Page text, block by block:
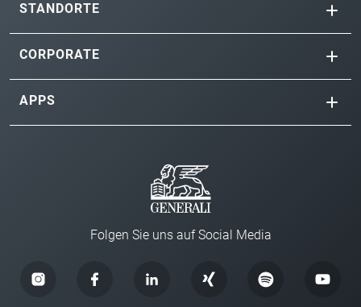
STANDORTE
CORPORATE
APPS
Folgen Sie uns auf Social Media